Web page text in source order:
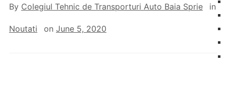
By Colegiul Tehnic de Transporturi Auto Baia Sprie in
Noutati on June 5, 2020